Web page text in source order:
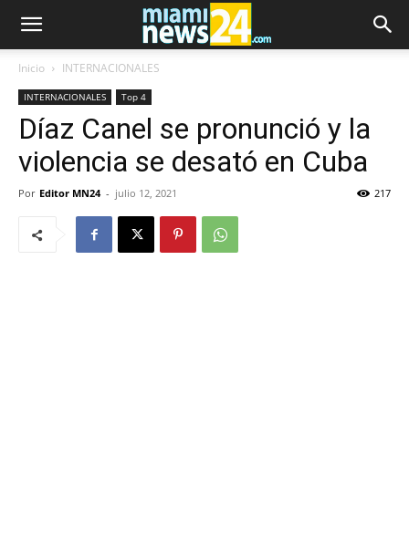
Inicio INTERNACIONALES
INTERNACIONALES Top 4
Díaz Canel se pronunció y la
violencia se desató en Cuba
Por Editor MN24 - julio 12, 2021 217